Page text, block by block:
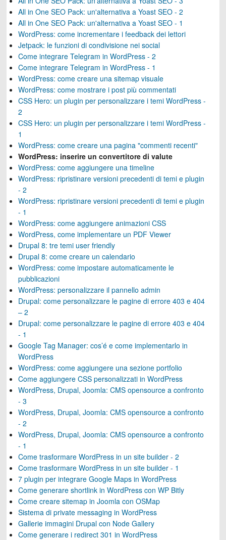
All in One SEO Pack: un'alternativa a Yoast SEO - 2
All in One SEO Pack: un'alternativa a Yoast SEO - 1
WordPress: come incrementare i feedback dei lettori
Jetpack: le funzioni di condivisione nei social
Come integrare Telegram in WordPress - 2
Come integrare Telegram in WordPress - 1
WordPress: come creare una sitemap visuale
WordPress: come mostrare i post più commentati
CSS Hero: un plugin per personalizzare i temi WordPress -
2
CSS Hero: un plugin per personalizzare i temi WordPress -
1
WordPress: come creare una pagina "commenti recenti"
WordPress: inserire un convertitore di valute
WordPress: come aggiungere una timeline
WordPress: ripristinare versioni precedenti di temi e plugin
- 2
WordPress: ripristinare versioni precedenti di temi e plugin
- 1
WordPress: come aggiungere animazioni CSS
WordPress, come implementare un PDF Viewer
Drupal 8: tre temi user friendly
Drupal 8: come creare un calendario
WordPress: come impostare automaticamente le
pubblicazioni
WordPress: personalizzare il pannello admin
Drupal: come personalizzare le pagine di errore 403 e 404
– 2
Drupal: come personalizzare le pagine di errore 403 e 404
- 1
Google Tag Manager: cos’é e come implementarlo in
WordPress
WordPress: come aggiungere una sezione portfolio
Come aggiungere CSS personalizzati in WordPress
WordPress, Drupal, Joomla: CMS opensource a confronto
- 3
WordPress, Drupal, Joomla: CMS opensource a confronto
- 2
WordPress, Drupal, Joomla: CMS opensource a confronto
- 1
Come trasformare WordPress in un site builder - 2
Come trasformare WordPress in un site builder - 1
7 plugin per integrare Google Maps in WordPress
Come generare shortlink in WordPress con WP Bitly
Come creare sitemap in Joomla con OSMap
Sistema di private messaging in WordPress
Gallerie immagini Drupal con Node Gallery
Come generare i redirect 301 in WordPress